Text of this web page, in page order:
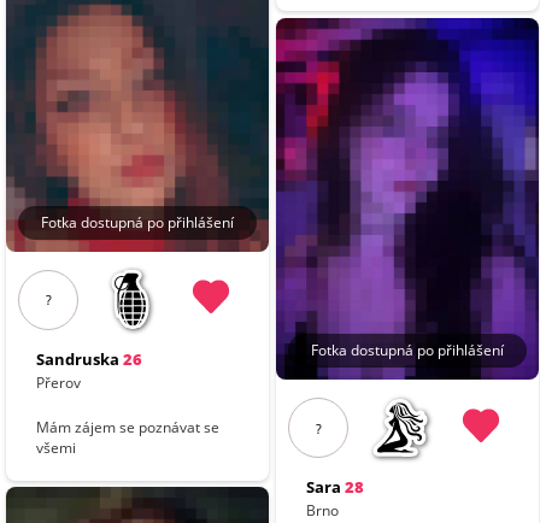
Fotka dostupná po přihlášení
?
Sandruska 26
Přerov
Mám zájem se poznávat se
všemi
Fotka dostupná po přihlášení
?
Sara 28
Brno